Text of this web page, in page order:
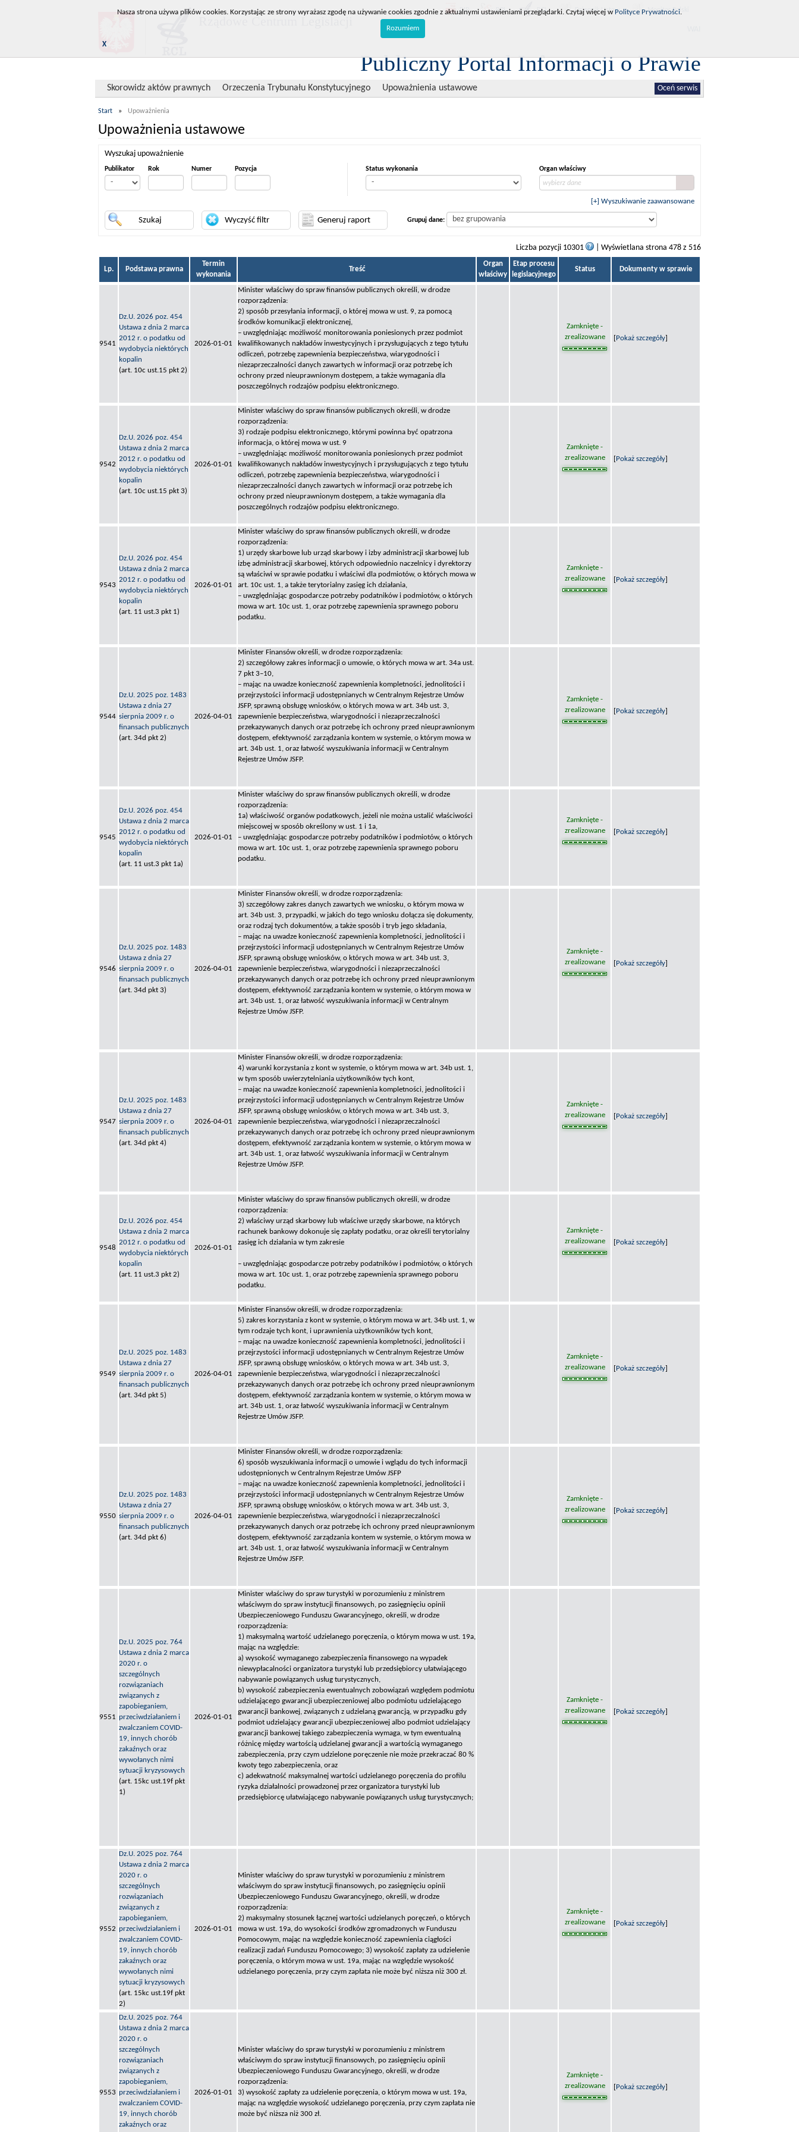
BIP RPL RCL Dziennik Ustaw Monitor Polski
Publiczny Portal Informacji o Prawie
Skorowidz aktów prawnych Orzeczenia Trybunału Konstytucyjnego Upoważnienia ustawowe Oceń serwis
Start » Upoważnienia
Upoważnienia ustawowe
Wyszukaj upoważnienie
Publikator Rok Numer Pozycja Status wykonania Organ właściwy
wybierz dane
[+] Wyszukiwanie zaawansowane
Grupuj dane:
Liczba pozycji 10301 | Wyświetlana strona 478 z 516
Lp. Podstawa prawna
Termin
wykonania
Treść
Organ
właściwy
Etap procesu
legislacyjnego
Status Dokumenty w sprawie
9541
Dz.U. 2026 poz. 454
Ustawa z dnia 2 marca
2012 r. o podatku od
wydobycia niektórych
kopalin
(art. 10c ust.15 pkt 2)
2026-01-01
Minister właściwy do spraw finansów publicznych określi, w drodze
rozporządzenia:
2) sposób przesyłania informacji, o której mowa w ust. 9, za pomocą
środków komunikacji elektronicznej,
– uwzględniając możliwość monitorowania poniesionych przez podmiot
kwalifikowanych nakładów inwestycyjnych i przysługujących z tego tytułu
odliczeń, potrzebę zapewnienia bezpieczeństwa, wiarygodności i
niezaprzeczalności danych zawartych w informacji oraz potrzebę ich
ochrony przed nieuprawnionym dostępem, a także wymagania dla
poszczególnych rodzajów podpisu elektronicznego.
Zamknięte -
zrealizowane
Pokaż szczegóły
9542
Dz.U. 2026 poz. 454
Ustawa z dnia 2 marca
2012 r. o podatku od
wydobycia niektórych
kopalin
(art. 10c ust.15 pkt 3)
2026-01-01
Minister właściwy do spraw finansów publicznych określi, w drodze
rozporządzenia:
3) rodzaje podpisu elektronicznego, którymi powinna być opatrzona
informacja, o której mowa w ust. 9
– uwzględniając możliwość monitorowania poniesionych przez podmiot
kwalifikowanych nakładów inwestycyjnych i przysługujących z tego tytułu
odliczeń, potrzebę zapewnienia bezpieczeństwa, wiarygodności i
niezaprzeczalności danych zawartych w informacji oraz potrzebę ich
ochrony przed nieuprawnionym dostępem, a także wymagania dla
poszczególnych rodzajów podpisu elektronicznego.
Zamknięte -
zrealizowane
Pokaż szczegóły
9543
Dz.U. 2026 poz. 454
Ustawa z dnia 2 marca
2012 r. o podatku od
wydobycia niektórych
kopalin
(art. 11 ust.3 pkt 1)
2026-01-01
Minister właściwy do spraw finansów publicznych określi, w drodze
rozporządzenia:
1) urzędy skarbowe lub urząd skarbowy i izby administracji skarbowej lub
izbę administracji skarbowej, których odpowiednio naczelnicy i dyrektorzy
są właściwi w sprawie podatku i właściwi dla podmiotów, o których mowa w
art. 10c ust. 1, a także terytorialny zasięg ich działania,
– uwzględniając gospodarcze potrzeby podatników i podmiotów, o których
mowa w art. 10c ust. 1, oraz potrzebę zapewnienia sprawnego poboru
podatku.
Zamknięte -
zrealizowane
Pokaż szczegóły
9544
Dz.U. 2025 poz. 1483
Ustawa z dnia 27
sierpnia 2009 r. o
finansach publicznych
(art. 34d pkt 2)
2026-04-01
Minister Finansów określi, w drodze rozporządzenia:
2) szczegółowy zakres informacji o umowie, o których mowa w art. 34a ust.
7 pkt 3–10,
– mając na uwadze konieczność zapewnienia kompletności, jednolitości i
przejrzystości informacji udostępnianych w Centralnym Rejestrze Umów
JSFP, sprawną obsługę wniosków, o których mowa w art. 34b ust. 3,
zapewnienie bezpieczeństwa, wiarygodności i niezaprzeczalności
przekazywanych danych oraz potrzebę ich ochrony przed nieuprawnionym
dostępem, efektywność zarządzania kontem w systemie, o którym mowa w
art. 34b ust. 1, oraz łatwość wyszukiwania informacji w Centralnym
Rejestrze Umów JSFP.
Zamknięte -
zrealizowane
Pokaż szczegóły
9545
Dz.U. 2026 poz. 454
Ustawa z dnia 2 marca
2012 r. o podatku od
wydobycia niektórych
kopalin
(art. 11 ust.3 pkt 1a)
2026-01-01
Minister właściwy do spraw finansów publicznych określi, w drodze
rozporządzenia:
1a) właściwość organów podatkowych, jeżeli nie można ustalić właściwości
miejscowej w sposób określony w ust. 1 i 1a,
– uwzględniając gospodarcze potrzeby podatników i podmiotów, o których
mowa w art. 10c ust. 1, oraz potrzebę zapewnienia sprawnego poboru
podatku.
Zamknięte -
zrealizowane
Pokaż szczegóły
9546
Dz.U. 2025 poz. 1483
Ustawa z dnia 27
sierpnia 2009 r. o
finansach publicznych
(art. 34d pkt 3)
2026-04-01
Minister Finansów określi, w drodze rozporządzenia:
3) szczegółowy zakres danych zawartych we wniosku, o którym mowa w
art. 34b ust. 3, przypadki, w jakich do tego wniosku dołącza się dokumenty,
oraz rodzaj tych dokumentów, a także sposób i tryb jego składania,
– mając na uwadze konieczność zapewnienia kompletności, jednolitości i
przejrzystości informacji udostępnianych w Centralnym Rejestrze Umów
JSFP, sprawną obsługę wniosków, o których mowa w art. 34b ust. 3,
zapewnienie bezpieczeństwa, wiarygodności i niezaprzeczalności
przekazywanych danych oraz potrzebę ich ochrony przed nieuprawnionym
dostępem, efektywność zarządzania kontem w systemie, o którym mowa w
art. 34b ust. 1, oraz łatwość wyszukiwania informacji w Centralnym
Rejestrze Umów JSFP.
Zamknięte -
zrealizowane
Pokaż szczegóły
9547
Dz.U. 2025 poz. 1483
Ustawa z dnia 27
sierpnia 2009 r. o
finansach publicznych
(art. 34d pkt 4)
2026-04-01
Minister Finansów określi, w drodze rozporządzenia:
4) warunki korzystania z kont w systemie, o którym mowa w art. 34b ust. 1,
w tym sposób uwierzytelniania użytkowników tych kont,
– mając na uwadze konieczność zapewnienia kompletności, jednolitości i
przejrzystości informacji udostępnianych w Centralnym Rejestrze Umów
JSFP, sprawną obsługę wniosków, o których mowa w art. 34b ust. 3,
zapewnienie bezpieczeństwa, wiarygodności i niezaprzeczalności
przekazywanych danych oraz potrzebę ich ochrony przed nieuprawnionym
dostępem, efektywność zarządzania kontem w systemie, o którym mowa w
art. 34b ust. 1, oraz łatwość wyszukiwania informacji w Centralnym
Rejestrze Umów JSFP.
Zamknięte -
zrealizowane
Pokaż szczegóły
9548
Dz.U. 2026 poz. 454
Ustawa z dnia 2 marca
2012 r. o podatku od
wydobycia niektórych
kopalin
(art. 11 ust.3 pkt 2)
2026-01-01
Minister właściwy do spraw finansów publicznych określi, w drodze
rozporządzenia:
2) właściwy urząd skarbowy lub właściwe urzędy skarbowe, na których
rachunek bankowy dokonuje się zapłaty podatku, oraz określi terytorialny
zasięg ich działania w tym zakresie
– uwzględniając gospodarcze potrzeby podatników i podmiotów, o których
mowa w art. 10c ust. 1, oraz potrzebę zapewnienia sprawnego poboru
podatku.
Zamknięte -
zrealizowane
Pokaż szczegóły
9549
Dz.U. 2025 poz. 1483
Ustawa z dnia 27
sierpnia 2009 r. o
finansach publicznych
(art. 34d pkt 5)
2026-04-01
Minister Finansów określi, w drodze rozporządzenia:
5) zakres korzystania z kont w systemie, o którym mowa w art. 34b ust. 1, w
tym rodzaje tych kont, i uprawnienia użytkowników tych kont,
– mając na uwadze konieczność zapewnienia kompletności, jednolitości i
przejrzystości informacji udostępnianych w Centralnym Rejestrze Umów
JSFP, sprawną obsługę wniosków, o których mowa w art. 34b ust. 3,
zapewnienie bezpieczeństwa, wiarygodności i niezaprzeczalności
przekazywanych danych oraz potrzebę ich ochrony przed nieuprawnionym
dostępem, efektywność zarządzania kontem w systemie, o którym mowa w
art. 34b ust. 1, oraz łatwość wyszukiwania informacji w Centralnym
Rejestrze Umów JSFP.
Zamknięte -
zrealizowane
Pokaż szczegóły
9550
Dz.U. 2025 poz. 1483
Ustawa z dnia 27
sierpnia 2009 r. o
finansach publicznych
(art. 34d pkt 6)
2026-04-01
Minister Finansów określi, w drodze rozporządzenia:
6) sposób wyszukiwania informacji o umowie i wglądu do tych informacji
udostępnionych w Centralnym Rejestrze Umów JSFP
– mając na uwadze konieczność zapewnienia kompletności, jednolitości i
przejrzystości informacji udostępnianych w Centralnym Rejestrze Umów
JSFP, sprawną obsługę wniosków, o których mowa w art. 34b ust. 3,
zapewnienie bezpieczeństwa, wiarygodności i niezaprzeczalności
przekazywanych danych oraz potrzebę ich ochrony przed nieuprawnionym
dostępem, efektywność zarządzania kontem w systemie, o którym mowa w
art. 34b ust. 1, oraz łatwość wyszukiwania informacji w Centralnym
Rejestrze Umów JSFP.
Zamknięte -
zrealizowane
Pokaż szczegóły
9551
Dz.U. 2025 poz. 764
Ustawa z dnia 2 marca
2020 r. o
szczególnych
rozwiązaniach
związanych z
zapobieganiem,
przeciwdziałaniem i
zwalczaniem COVID-
19, innych chorób
zakaźnych oraz
wywołanych nimi
sytuacji kryzysowych
(art. 15kc ust.19f pkt
1)
2026-01-01
Minister właściwy do spraw turystyki w porozumieniu z ministrem
właściwym do spraw instytucji finansowych, po zasięgnięciu opinii
Ubezpieczeniowego Funduszu Gwarancyjnego, określi, w drodze
rozporządzenia:
1) maksymalną wartość udzielanego poręczenia, o którym mowa w ust. 19a,
mając na względzie:
a) wysokość wymaganego zabezpieczenia finansowego na wypadek
niewypłacalności organizatora turystyki lub przedsiębiorcy ułatwiającego
nabywanie powiązanych usług turystycznych,
b) wysokość zabezpieczenia ewentualnych zobowiązań względem podmiotu
udzielającego gwarancji ubezpieczeniowej albo podmiotu udzielającego
gwarancji bankowej, związanych z udzielaną gwarancją, w przypadku gdy
podmiot udzielający gwarancji ubezpieczeniowej albo podmiot udzielający
gwarancji bankowej takiego zabezpieczenia wymaga, w tym ewentualną
różnicę między wartością udzielanej gwarancji a wartością wymaganego
zabezpieczenia, przy czym udzielone poręczenie nie może przekraczać 80 %
kwoty tego zabezpieczenia, oraz
c) adekwatność maksymalnej wartości udzielanego poręczenia do profilu
ryzyka działalności prowadzonej przez organizatora turystyki lub
przedsiębiorcę ułatwiającego nabywanie powiązanych usług turystycznych;
Zamknięte -
zrealizowane
Pokaż szczegóły
9552
Dz.U. 2025 poz. 764
Ustawa z dnia 2 marca
2020 r. o
szczególnych
rozwiązaniach
związanych z
zapobieganiem,
przeciwdziałaniem i
zwalczaniem COVID-
19, innych chorób
zakaźnych oraz
wywołanych nimi
sytuacji kryzysowych
(art. 15kc ust.19f pkt
2)
2026-01-01
Minister właściwy do spraw turystyki w porozumieniu z ministrem
właściwym do spraw instytucji finansowych, po zasięgnięciu opinii
Ubezpieczeniowego Funduszu Gwarancyjnego, określi, w drodze
rozporządzenia:
2) maksymalny stosunek łącznej wartości udzielanych poręczeń, o których
mowa w ust. 19a, do wysokości środków zgromadzonych w Funduszu
Pomocowym, mając na względzie konieczność zapewnienia ciągłości
realizacji zadań Funduszu Pomocowego; 3) wysokość zapłaty za udzielenie
poręczenia, o którym mowa w ust. 19a, mając na względzie wysokość
udzielanego poręczenia, przy czym zapłata nie może być niższa niż 300 zł.
Zamknięte -
zrealizowane
Pokaż szczegóły
9553
Dz.U. 2025 poz. 764
Ustawa z dnia 2 marca
2020 r. o
szczególnych
rozwiązaniach
związanych z
zapobieganiem,
przeciwdziałaniem i
zwalczaniem COVID-
19, innych chorób
zakaźnych oraz
2026-01-01
Minister właściwy do spraw turystyki w porozumieniu z ministrem
właściwym do spraw instytucji finansowych, po zasięgnięciu opinii
Ubezpieczeniowego Funduszu Gwarancyjnego, określi, w drodze
rozporządzenia:
3) wysokość zapłaty za udzielenie poręczenia, o którym mowa w ust. 19a,
mając na względzie wysokość udzielanego poręczenia, przy czym zapłata nie
może być niższa niż 300 zł.
Zamknięte -
zrealizowane
Pokaż szczegóły
Nasza strona używa plików cookies. Korzystając ze strony wyrażasz zgodę na używanie cookies zgodnie z aktualnymi ustawieniami przeglądarki. Czytaj więcej w Polityce Prywatności.
Rozumiem
X